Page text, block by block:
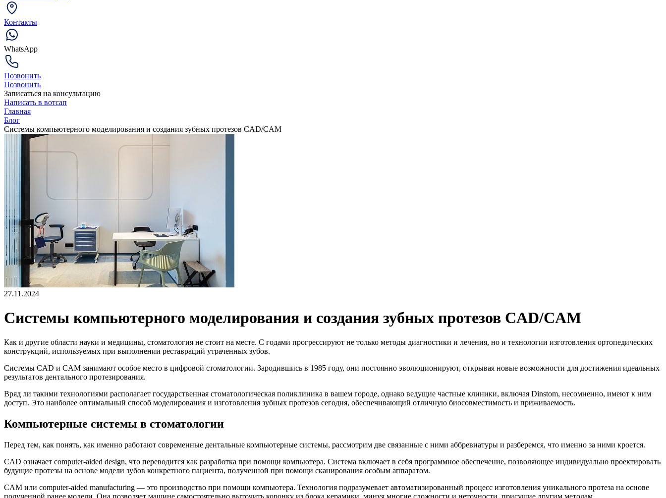
Контакты
WhatsApp
Позвонить
Позвонить
Записаться на консультацию
Написать в вотсап
Главная
Блог
Системы компьютерного моделирования и создания зубных протезов CAD/CAM
27.11.2024
Системы компьютерного моделирования и создания зубных протезов CAD/CAM
Как и другие области науки и медицины, стоматология не стоит на месте. С годами прогрессируют не только методы диагностики и лечения, но и технологии изготовления ортопедических
конструкций, используемых при выполнении реставраций утраченных зубов.
Системы CAD и CAM занимают особое место в цифровой стоматологии. Зародившись в 1985 году, они постоянно эволюционируют, открывая новые возможности для достижения идеальных
результатов дентального протезирования.
Вряд ли такими технологиями располагает государственная стоматологическая поликлиника в вашем городе, однако ведущие частные клиники, включая Dinstom, несомненно, имеют к ним
доступ. Это наиболее оптимальный способ моделирования и изготовления зубных протезов сегодня, обеспечивающий отличную биосовместимость и приживаемость.
Компьютерные системы в стоматологии
Перед тем, как понять, как именно работают современные дентальные компьютерные системы, рассмотрим две связанные с ними аббревиатуры и разберемся, что именно за ними кроется.
CAD означает computer-aided design, что переводится как разработка при помощи компьютера. Система включает в себя программное обеспечение, позволяющее индивидуально проектировать
будущие протезы на основе модели зубов конкретного пациента, полученной при помощи сканирования особым аппаратом.
CAM или computer-aided manufacturing — это производство при помощи компьютера. Технология подразумевает автоматизированный процесс изготовления уникального протеза на основе
полученной ранее модели. Она позволяет машине самостоятельно выточить коронку из блока керамики, минуя многие сложности и неточности, присущие другим методам.